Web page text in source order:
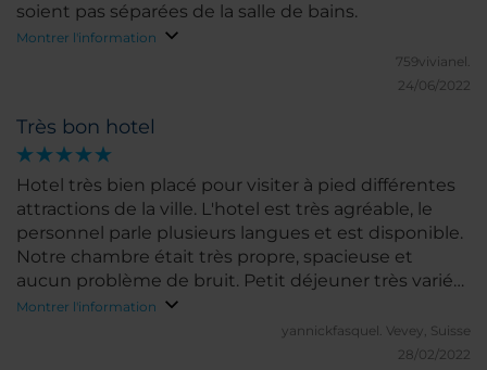
soient pas séparées de la salle de bains.
Montrer l'information
759vivianel.
24/06/2022
Très bon hotel
Hotel très bien placé pour visiter à pied différentes
attractions de la ville. L'hotel est très agréable, le
personnel parle plusieurs langues et est disponible.
Notre chambre était très propre, spacieuse et
aucun problème de bruit. Petit déjeuner très varié
et de bonne qualité.
Montrer l'information
yannickfasquel. Vevey, Suisse
28/02/2022